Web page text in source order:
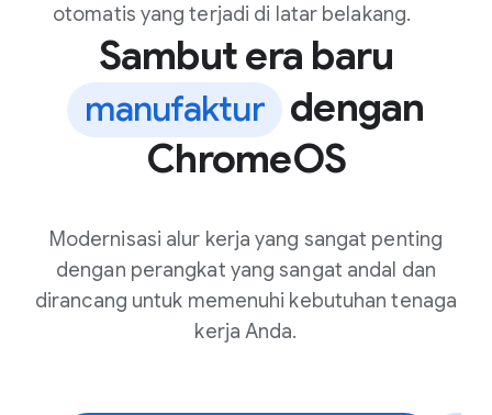
otomatis yang terjadi di latar belakang.
Sambut era baru
manufaktur
dengan
ChromeOS
Modernisasi alur kerja yang sangat penting
dengan perangkat yang sangat andal dan
dirancang untuk memenuhi kebutuhan tenaga
kerja Anda.